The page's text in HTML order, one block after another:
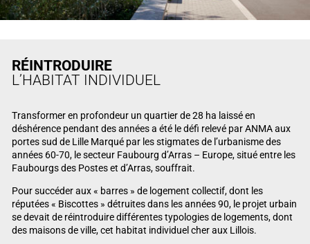
RÉINTRODUIRE
L’HABITAT INDIVIDUEL
Transformer en profondeur un quartier de 28 ha laissé en
déshérence pendant des années a été le défi relevé par ANMA aux
portes sud de Lille Marqué par les stigmates de l’urbanisme des
années 60-70, le secteur Faubourg d’Arras – Europe, situé entre les
Faubourgs des Postes et d’Arras, souffrait.
Pour succéder aux « barres » de logement collectif, dont les
réputées « Biscottes » détruites dans les années 90, le projet urbain
se devait de réintroduire différentes typologies de logements, dont
des maisons de ville, cet habitat individuel cher aux Lillois.